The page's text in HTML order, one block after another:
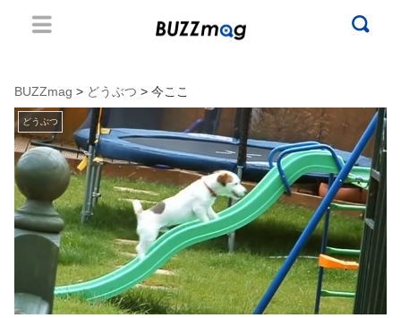
BUZZmag > どうぶつ > 今ここ
どうぶつ